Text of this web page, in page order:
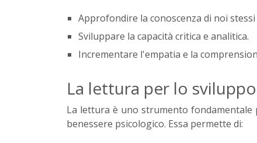
Approfondire la conoscenza di noi stessi
Sviluppare la capacità critica e analitica.
Incrementare l'empatia e la
La lettura per lo
La lettura è uno strumento
benessere psicologico. Essa permette di: